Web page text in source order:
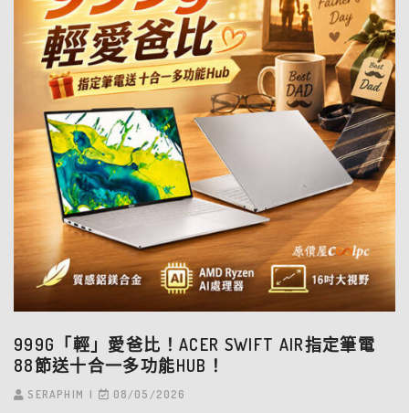
999G「輕」愛爸比！ACER SWIFT AIR指定筆電
88節送十合一多功能HUB！
SERAPHIM 08/05/2026